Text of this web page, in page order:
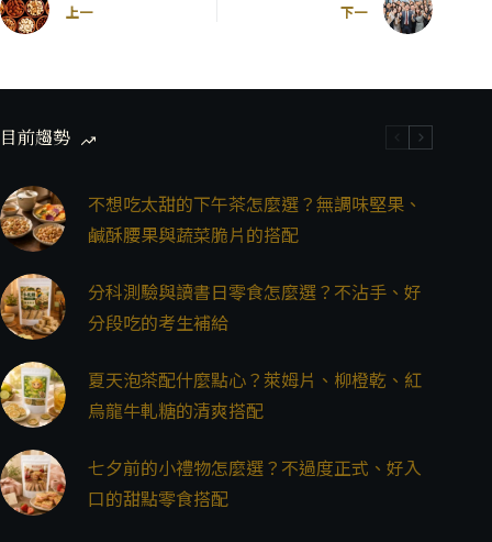
上一 下一
目前趨勢
不想吃太甜的下午茶怎麼選？無調味堅果、
鹹酥腰果與蔬菜脆片的搭配
分科測驗與讀書日零食怎麼選？不沾手、好
分段吃的考生補給
夏天泡茶配什麼點心？萊姆片、柳橙乾、紅
烏龍牛軋糖的清爽搭配
七夕前的小禮物怎麼選？不過度正式、好入
口的甜點零食搭配